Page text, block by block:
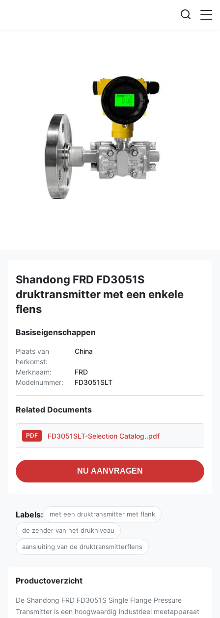
Shandong FRD FD3051S
druktransmitter met een enkele
flens
Basiseigenschappen
Plaats van
herkomst:
China
Merknaam:
FRD
Modelnummer:
FD3051SLT
Related Documents
PDF FD3051SLT-Selection Catalog..pdf
NU AANVRAGEN
Labels: met een druktransmitter met flank
de zender van het drukniveau
aansluiting van de druktransmitterflens
Productoverzicht
De Shandong FRD FD3051S Single Flange Pressure
Transmitter is een hoogwaardig industrieel meetapparaat